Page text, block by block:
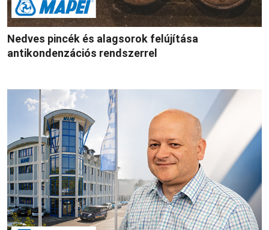
Nedves pincék és alagsorok felújítása
antikondenzációs rendszerrel